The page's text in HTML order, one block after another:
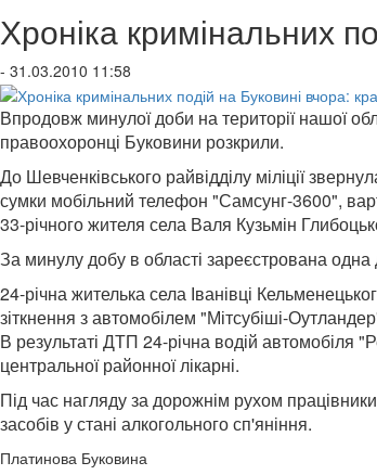
Хроніка кримінальних
- 31.03.2010 11:58
Впродовж минулої доби на території нашої
правоохоронці Буковини розкрили.
До Шевченківського райвідділу міліції
сумки мобільний телефон "Самсунг-3600",
33-річного жителя села Валя Кузьмін
За минулу добу в області зареєстрована
24-річна жителька села Іванівці
зіткнення з автомобілем "Мітсубіші-
В результаті ДТП 24-річна водій автомобіля
центральної районної лікарні.
Під час нагляду за дорожнім рухом
засобів у стані алкогольного сп'яніння.
Платинова Буковина